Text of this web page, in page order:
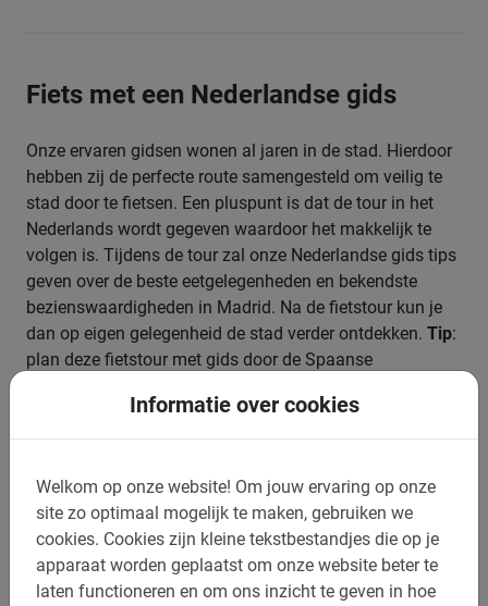
Informatie over cookies
Welkom op onze website! Om jouw ervaring op onze
site zo optimaal mogelijk te maken, gebruiken we
cookies. Cookies zijn kleine tekstbestandjes die op je
apparaat worden geplaatst om onze website beter te
laten functioneren en om ons inzicht te geven in hoe
Fiets met een Nederlandse gids
Onze ervaren gidsen wonen al jaren in de stad. Hierdoor
hebben zij de perfecte route samengesteld om veilig te
stad door te fietsen. Een pluspunt is dat de tour in het
Nederlands wordt gegeven waardoor het makkelijk te
volgen is. Tijdens de tour zal onze Nederlandse gids tips
geven over de beste eetgelegenheden en bekendste
bezienswaardigheden in Madrid. Na de fietstour kun je
dan op eigen gelegenheid de stad verder ontdekken. Tip:
plan deze fietstour met gids door de Spaanse
Boek nu je rondleiding in Madrid
online
Boek nu deMadrid fietstoursnel, makkelijk en veilig